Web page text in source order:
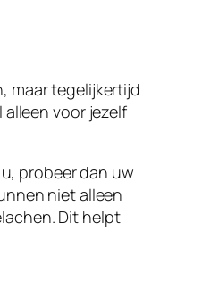
maar tegelijkertijd
voor jezelf
probeer dan uw
niet alleen
Dit helpt